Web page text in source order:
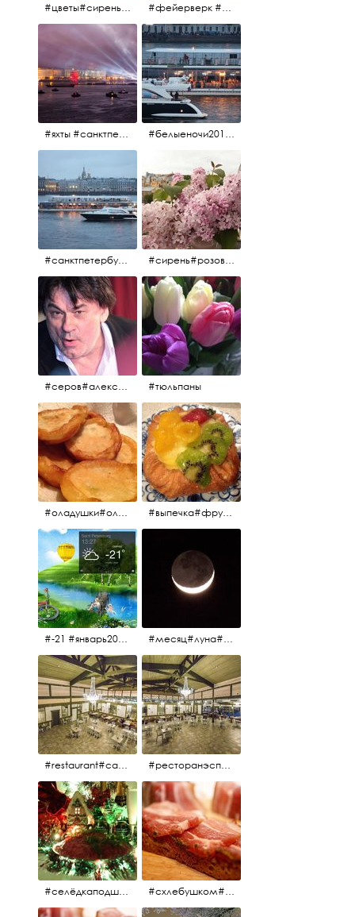
#цветы#сирень #розоваясирень #натюрморт #натюрмортсцветами #весна2012 #пробуждение #фейерверк #салют #парусник #санктпетербург #белыеночи2012 #белыеночи #алыепаруса2012 #алыепаруса #нева
#яхты #санктпетербург #нева #белыеночи2012 #алыепаруса #алыепаруса2012#парусник#салют#фейерверк #белыеночи2012 #белыеночи #2012 #нева #санктпетербург #яхты
#санктпетербург #нева#яхты#2012 #белыеночи#белыеночи2012 #сирень#розоваясирень#натюрморт#натюрмортсцветами#2012#весна2012
#серов#александрсеров#певец#народныйартист#эстрадныйпевец#композитор#тыменялюбишь#мадонна#ялюблютебядослёз #тюльпаны
#оладушки#оладушкинакефире #оладушкисяблоками #кефир#яблоки С утра испёк, на кефире с яблоками. #выпечка#фрукты#пекарня#зима
#-21 #январь2017 #зима2017 #санктпетербург2017 #месяц#луна#африканскаялуна#moon#moon🌙
#restaurant#candidates #aspila #restaurantaspils ресторан#ресторанэспиля#эспланада#концертнаяэстрада #ресторанэспиля#restaurantaspils#aspila#candidates#эспланада#концертнаяэстрада
#селёдкаподшубой#основноеблюдо#новыйгод#шампанское#праздник #схлебушком#мясо